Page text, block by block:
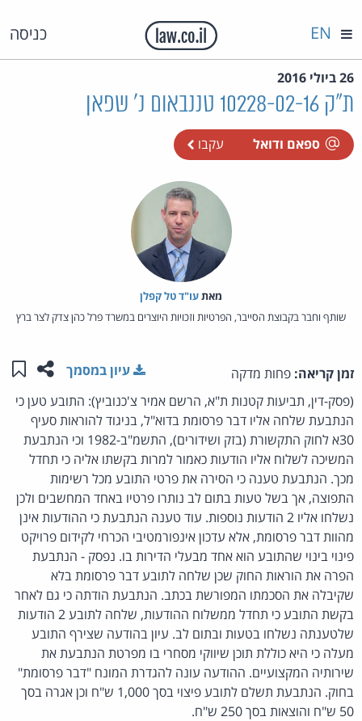
כניסה EN
26 ביולי 2016
ת"ק 10228-02-16 טננבאום נ' שפאן
ספאם ודואל עקבו
מאת‏עו"ד טל קפלן
שותף וחבר בקבוצת הסייבר, הפרטיות וזכויות היוצרים במשרד פרל כהן צדק לצר ברץ
זמן קריאה: פחות מדקה שתפו
עיון במסמך
(פסק-דין, תביעות קטנות ת"א, הרשם אמיר צ'כנוביץ): התובע טען כי
הנתבעת שלחה אליו דבר פרסומת בדוא"ל, בניגוד להוראות סעיף
30א לחוק התקשורת (בזק ושידורים), התשמ"ב-1982 וכי הנתבעת
המשיכה לשלוח אליו הודעות כאמור למרות בקשתו אליה כי תחדל
מכך. הנתבעת טענה כי הסירה את פרטי התובע מכל רשימות
התפוצה, אך בשל טעות בתום לב נותרו פרטיו באחד המחשבים ולכן
נשלחו אליו 2 הודעות נוספות. עוד טענה הנתבעת כי ההודעות אינן
מהוות דבר פרסומת, אלא עדכון אינפורמטיבי הכרחי לקידום פרויקט
פינוי בינוי שהתובע הוא אחד מבעלי הדירות בו. נפסק - הנתבעת
הפרה את הוראות החוק שכן שלחה לתובע דבר פרסומת בלא
שקיבלה את הסכמתו המפורשת בכתב. הנתבעת הודתה כי גם לאחר
בקשת התובע כי תחדל ממשלוח ההודעות, שלחה לתובע 2 הודעות
שלטענתה נשלחו בטעות ובתום לב. עיון בהודעה שצירף התובע
מעלה כי היא כוללת תוכן שיווקי מסחרי בו מפרטת הנתבעת את
שירותיה המקצועיים. ההודעה עונה להגדרת המונח "דבר פרסומת"
בחוק. הנתבעת תשלם לתובע פיצוי בסך 1,000 ש"ח וכן אגרה בסך
50 ש"ח והוצאות בסך 250 ש"ח.